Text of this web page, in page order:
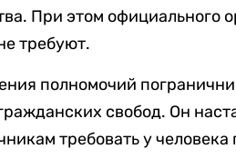
При этом официального
требуют.
полномочий
свобод. Он
требовать у человека